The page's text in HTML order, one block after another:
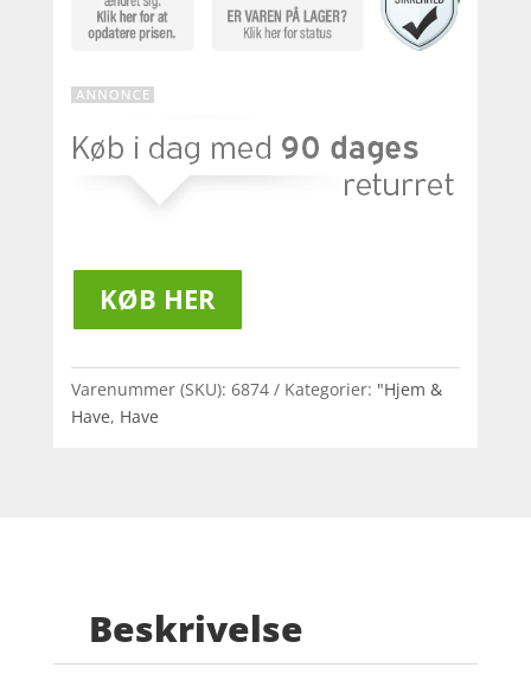
KØB HER
Varenummer (SKU): 6874 Kategorier: "Hjem &
Have, Have
Beskrivelse